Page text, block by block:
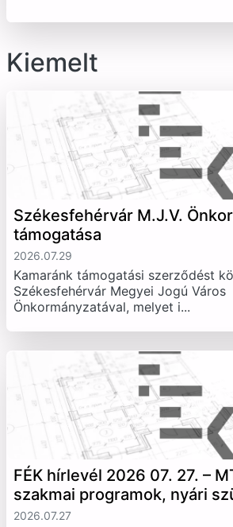
Kiemelt
Székesfehérvár M.J.V.
támogatása
2026.07.29
Kamaránk támogatási szerződést
Székesfehérvár Megyei Jogú Város
Önkormányzatával, melyet i...
FÉK hírlevél 2026 07. 27. –
szakmai programok, nyári
2026.07.27